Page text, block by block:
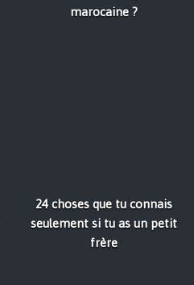
marocaine ?
24 choses que tu connais
seulement si tu as un petit
frère